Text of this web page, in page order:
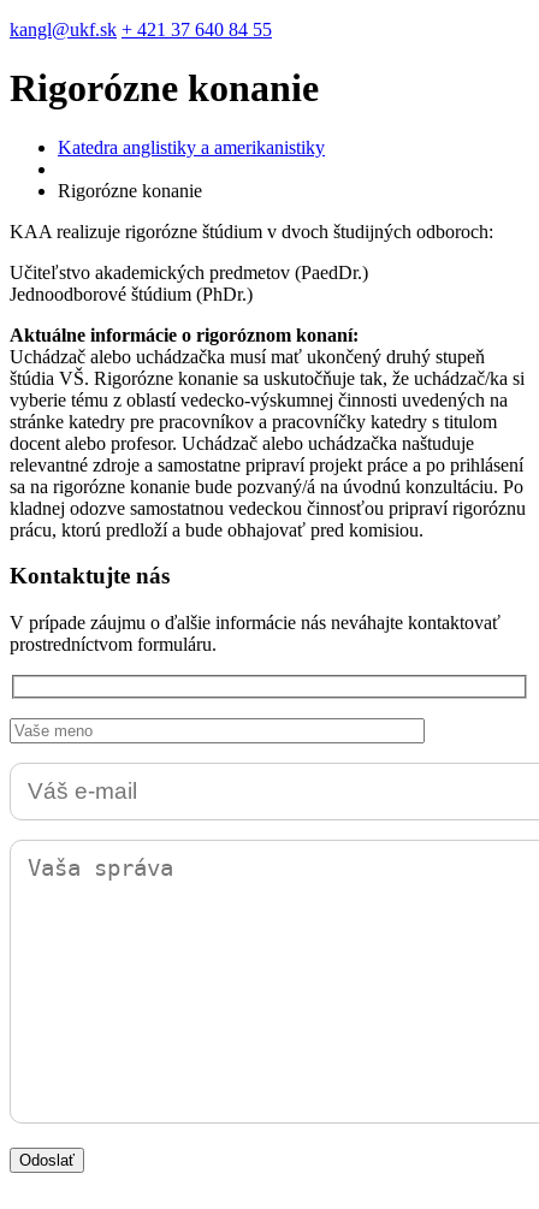
kangl@ukf.sk + 421 37 640 84 55
Rigorózne konanie
Katedra anglistiky a amerikanistiky
Rigorózne konanie
KAA realizuje rigorózne štúdium v dvoch študijných odboroch:
Učiteľstvo akademických predmetov (PaedDr.)
Jednoodborové štúdium (PhDr.)
Aktuálne informácie o rigoróznom konaní:
Uchádzač alebo uchádzačka musí mať ukončený druhý stupeň
štúdia VŠ. Rigorózne konanie sa uskutočňuje tak, že uchádzač/ka si
vyberie tému z oblastí vedecko-výskumnej činnosti uvedených na
stránke katedry pre pracovníkov a pracovníčky katedry s titulom
docent alebo profesor. Uchádzač alebo uchádzačka naštuduje
relevantné zdroje a samostatne pripraví projekt práce a po prihlásení
sa na rigorózne konanie bude pozvaný/á na úvodnú konzultáciu. Po
kladnej odozve samostatnou vedeckou činnosťou pripraví rigoróznu
prácu, ktorú predloží a bude obhajovať pred komisiou.
Kontaktujte nás
V prípade záujmu o ďalšie informácie nás neváhajte kontaktovať
prostredníctvom formuláru.
Odoslať